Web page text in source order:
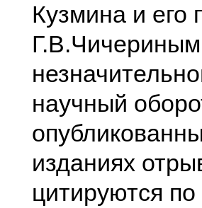
Кузмина и его
научный
изданиях
цитируются